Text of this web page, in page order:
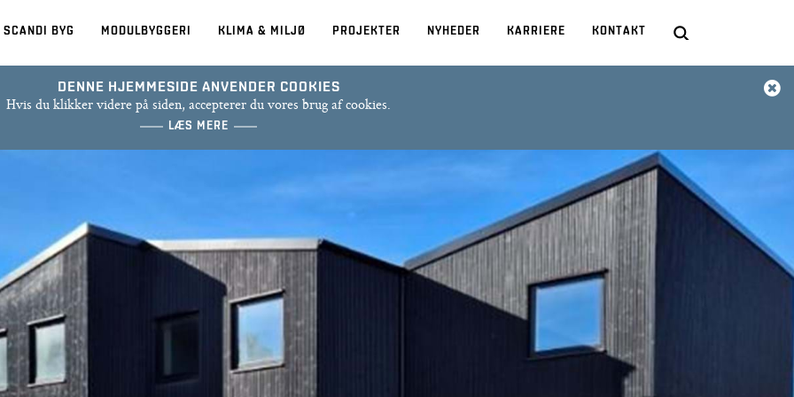
DENNE HJEMMESIDE ANVENDER COOKIES
Hvis du klikker videre på siden, accepterer du vores brug af cookies.
LÆS MERE
SCANDI BYG MODULBYGGERI KLIMA & MILJØ PROJEKTER NYHEDER KARRIERE KONTAKT